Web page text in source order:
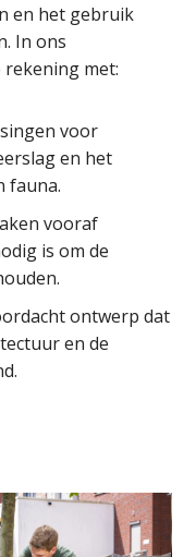
en het gebruik
In ons
met:
voor
en het
fauna.
vooraf
is om de
ontwerp dat
en de